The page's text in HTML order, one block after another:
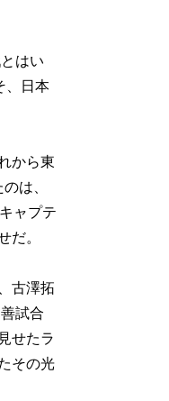
はい
、日本
から東
は、
ャプテ
。
古澤拓
試合
せたラ
その光